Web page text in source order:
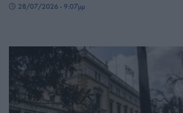
28/07/2026 - 9:07μμ